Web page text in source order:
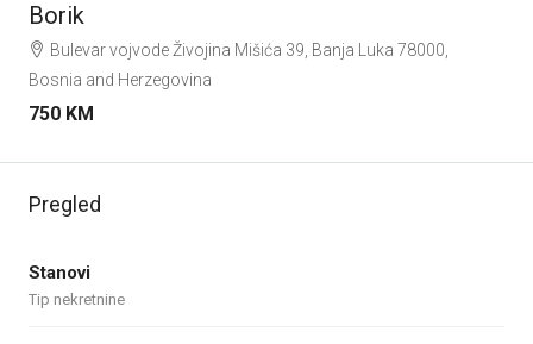
Borik
Bulevar vojvode Živojina Mišića 39, Banja Luka 78000,
Bosnia and Herzegovina
750 KM
Pregled
Stanovi
Tip nekretnine